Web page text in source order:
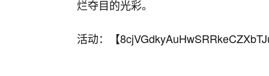
烂夺目的光彩。
活动：【